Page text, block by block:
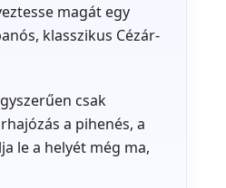
magát egy
klasszikus Cézár-
csak
a pihenés, a
le a helyét még ma,